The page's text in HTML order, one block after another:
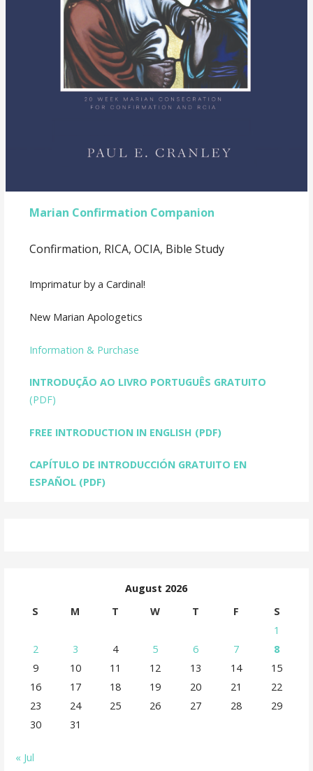
Marian Confirmation Companion
Confirmation, RICA, OCIA, Bible Study
Imprimatur by a Cardinal!
New Marian Apologetics
Information & Purchase
INTRODUÇÃO AO LIVRO PORTUGUÊS GRATUITO
(PDF)
FREE INTRODUCTION IN ENGLISH (PDF)
CAPÍTULO DE INTRODUCCIÓN GRATUITO EN
ESPAÑOL (PDF)
August 2026
S
M T W T F
S
1
2
3 4 5 6 7
8
9
10 11 12 13 14
15
16
17 18 19 20 21
22
23
24 25 26 27 28
29
30
31
« Jul